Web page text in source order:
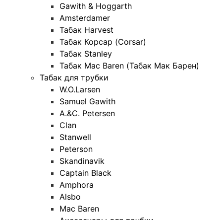
Gawith & Hoggarth
Amsterdamer
Табак Harvest
Табак Корсар (Corsar)
Табак Stanley
Табак Mac Baren (Табак Мак Барен)
Табак для трубки
W.O.Larsen
Samuel Gawith
A.&C. Petersen
Clan
Stanwell
Peterson
Skandinavik
Captain Black
Amphora
Alsbo
Mac Baren